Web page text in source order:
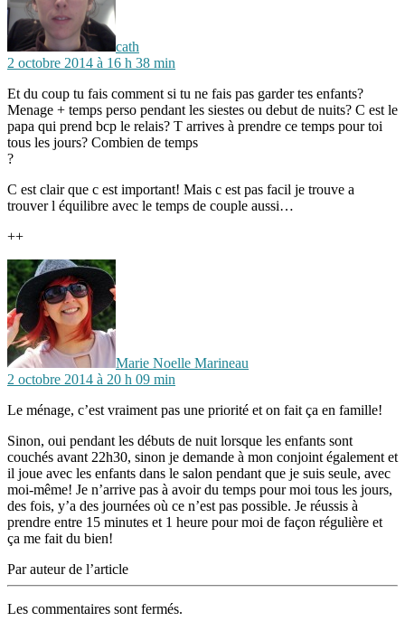
cath
2 octobre 2014 à 16 h 38 min
Et du coup tu fais comment si tu ne fais pas garder tes enfants?
Menage + temps perso pendant les siestes ou debut de nuits? C est le
papa qui prend bcp le relais? T arrives à prendre ce temps pour toi
tous les jours? Combien de temps
?
C est clair que c est important! Mais c est pas facil je trouve a
trouver l équilibre avec le temps de couple aussi…
++
Marie Noelle Marineau
2 octobre 2014 à 20 h 09 min
Le ménage, c’est vraiment pas une priorité et on fait ça en famille!
Sinon, oui pendant les débuts de nuit lorsque les enfants sont
couchés avant 22h30, sinon je demande à mon conjoint également et
il joue avec les enfants dans le salon pendant que je suis seule, avec
moi-même! Je n’arrive pas à avoir du temps pour moi tous les jours,
des fois, y’a des journées où ce n’est pas possible. Je réussis à
prendre entre 15 minutes et 1 heure pour moi de façon régulière et
ça me fait du bien!
Par auteur de l’article
Les commentaires sont fermés.